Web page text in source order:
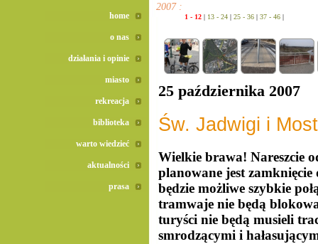
2007 :
1 - 12 | 13 - 24 | 25 - 36 | 37 - 46 |
25 października 2007
Św. Jadwigi i
Wielkie brawa! Nareszcie
planowane jest
będzie możliwe szybkie
tramwaje nie będą
turyści nie będą musieli
smrodzącymi i
home
o nas
działania i opinie
miasto
rekreacja
biblioteka
warto wiedzieć
aktualności
prasa